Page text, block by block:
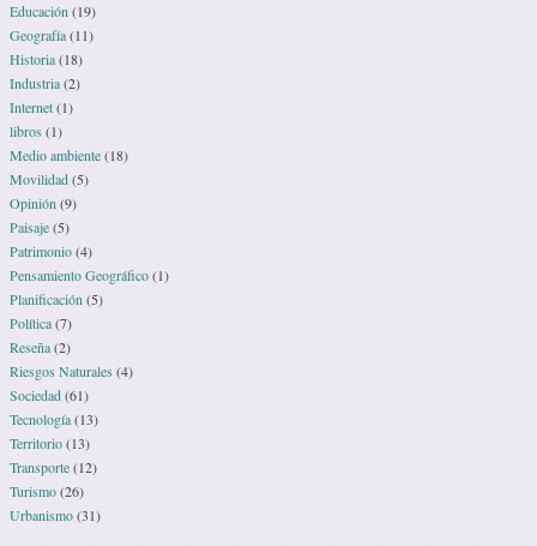
Educación (19)
Geografía(11)
Historia(18)
Industria(2)
Internet(1)
libros (1)
Medio ambiente(18)
Movilidad(5)
Opinión (9)
Paisaje(5)
Patrimonio(4)
Pensamiento Geográfico(1)
Planificación (5)
Política(7)
Reseña(2)
Riesgos Naturales (4)
Sociedad(61)
Tecnología(13)
Territorio(13)
Transporte(12)
Turismo(26)
Urbanismo(31)